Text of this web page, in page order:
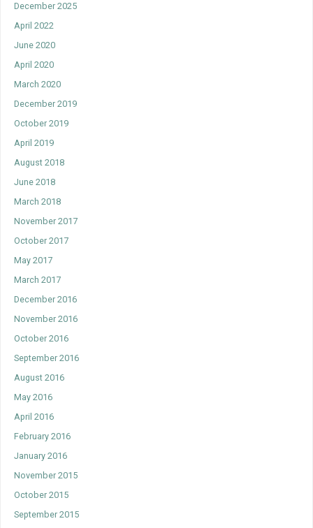
December 2025
April 2022
June 2020
April 2020
March 2020
December 2019
October 2019
April 2019
August 2018
June 2018
March 2018
November 2017
October 2017
May 2017
March 2017
December 2016
November 2016
October 2016
September 2016
August 2016
May 2016
April 2016
February 2016
January 2016
November 2015
October 2015
September 2015